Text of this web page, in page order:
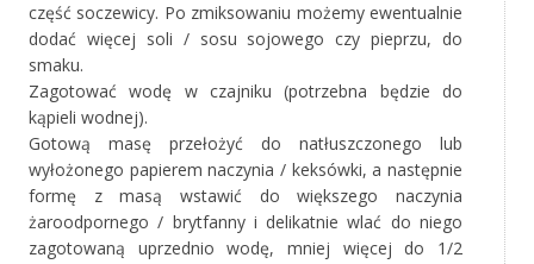
część soczewicy. Po zmiksowaniu możemy ewentualnie
dodać więcej soli / sosu sojowego czy pieprzu, do
smaku.
Zagotować wodę w czajniku (potrzebna będzie do
kąpieli wodnej).
Gotową masę przełożyć do natłuszczonego lub
wyłożonego papierem naczynia / keksówki, a następnie
formę z masą wstawić do większego naczynia
żaroodpornego / brytfanny i delikatnie wlać do niego
zagotowaną uprzednio wodę, mniej więcej do 1/2